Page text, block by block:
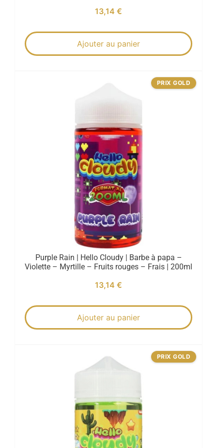
13,14 €
Ajouter au panier
Purple Rain | Hello Cloudy | Barbe à papa –
Violette – Myrtille – Fruits rouges – Frais | 200ml
13,14 €
Ajouter au panier
PRIX GOLD
PRIX GOLD